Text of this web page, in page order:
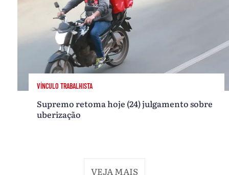
VÍNCULO TRABALHISTA
Supremo retoma hoje (24) julgamento sobre
uberização
VEJA MAIS